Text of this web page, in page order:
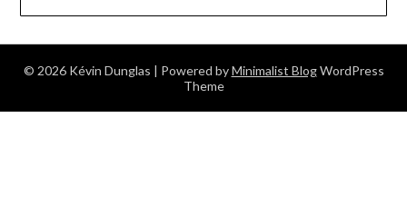
© 2026 Kévin Dunglas | Powered byMinimalist BlogWordPress
Theme